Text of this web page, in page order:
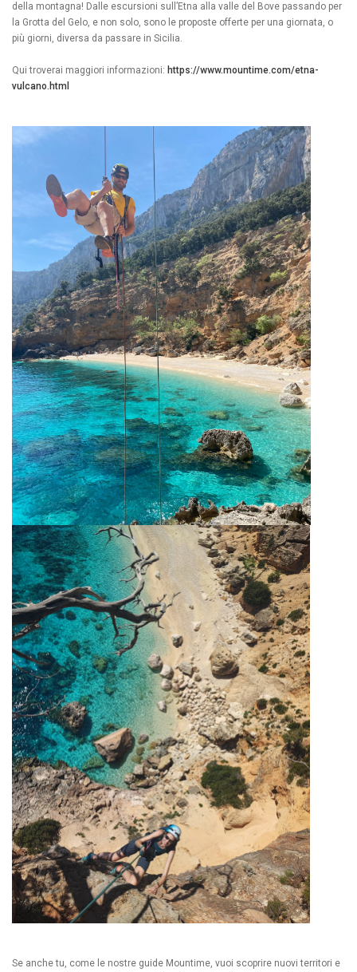
della montagna! Dalle escursioni sull’Etna alla valle del Bove passando per
la Grotta del Gelo, e non solo, sono le proposte offerte per una giornata, o
più giorni, diversa da passare in Sicilia.
Qui troverai maggiori informazioni: https://www.mountime.com/etna-
vulcano.html
Se anche tu, come le nostre guide Mountime, vuoi scoprire nuovi territori e